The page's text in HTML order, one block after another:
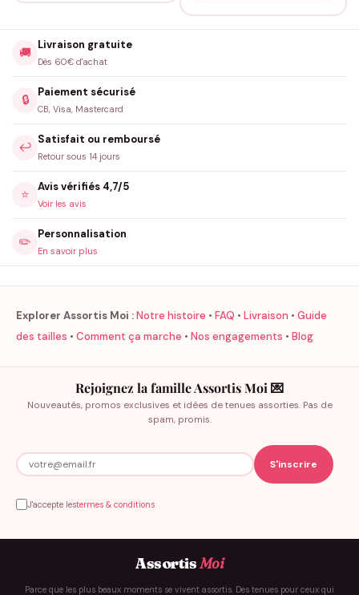
🚚
Livraison gratuite
Dès 60€ d'achat
🔒
Paiement sécurisé
CB, Visa, Mastercard
↩️
Satisfait ou remboursé
Retour sous 14 jours
⭐
Avis vérifiés 4,7/5
Voir les avis
✏️
Personnalisation
En savoir plus
Explorer Assortis Moi :Notre histoire • FAQ • Livraison • Guide
des tailles • Comment ça marche • Nos engagements • Blog
Rejoignez la famille Assortis Moi 💌
Nouveautés, promos exclusives et idées de tenues assorties. Pas de
spam, promis.
J'accepte lestermes & conditions
AssortisMoi
Parce que les plus beaux moments se vivent assortis. Des tenues pour ceux qui